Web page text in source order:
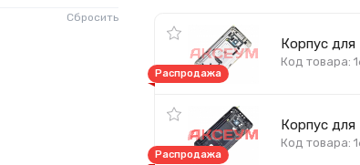
Сбросить
Корпус для
Код товара:
Распродажа
Корпус для
Код товара:
Распродажа